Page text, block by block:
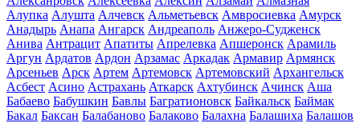
Алупка Алушта Алчевск Альметьевск Амвросиевка Амурск
Анадырь Анапа Ангарск Андреаполь Анжеро-Судженск
Анива Антрацит Апатиты Апрелевка Апшеронск Арамиль
Аргун Ардатов Ардон Арзамас Аркадак Армавир Армянск
Арсеньев Арск Артем Артемовск Артемовский Архангельск
Асбест Асино Астрахань Аткарск Ахтубинск Ачинск Аша
Бабаево Бабушкин Бавлы Багратионовск Байкальск Баймак
Бакал Баксан Балабаново Балаково Балахна Балашиха Балашов